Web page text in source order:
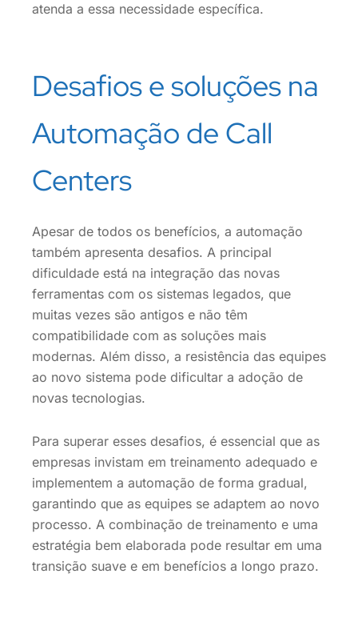
atenda a essa necessidade específica.
Desafios e soluções na
Automação de Call
Centers
Apesar de todos os benefícios, a automação
também apresenta desafios. A principal
dificuldade está na integração das novas
ferramentas com os sistemas legados, que
muitas vezes são antigos e não têm
compatibilidade com as soluções mais
modernas. Além disso, a resistência das equipes
ao novo sistema pode dificultar a adoção de
novas tecnologias.
Para superar esses desafios, é essencial que as
empresas invistam em treinamento adequado e
implementem a automação de forma gradual,
garantindo que as equipes se adaptem ao novo
processo. A combinação de treinamento e uma
estratégia bem elaborada pode resultar em uma
transição suave e em benefícios a longo prazo.